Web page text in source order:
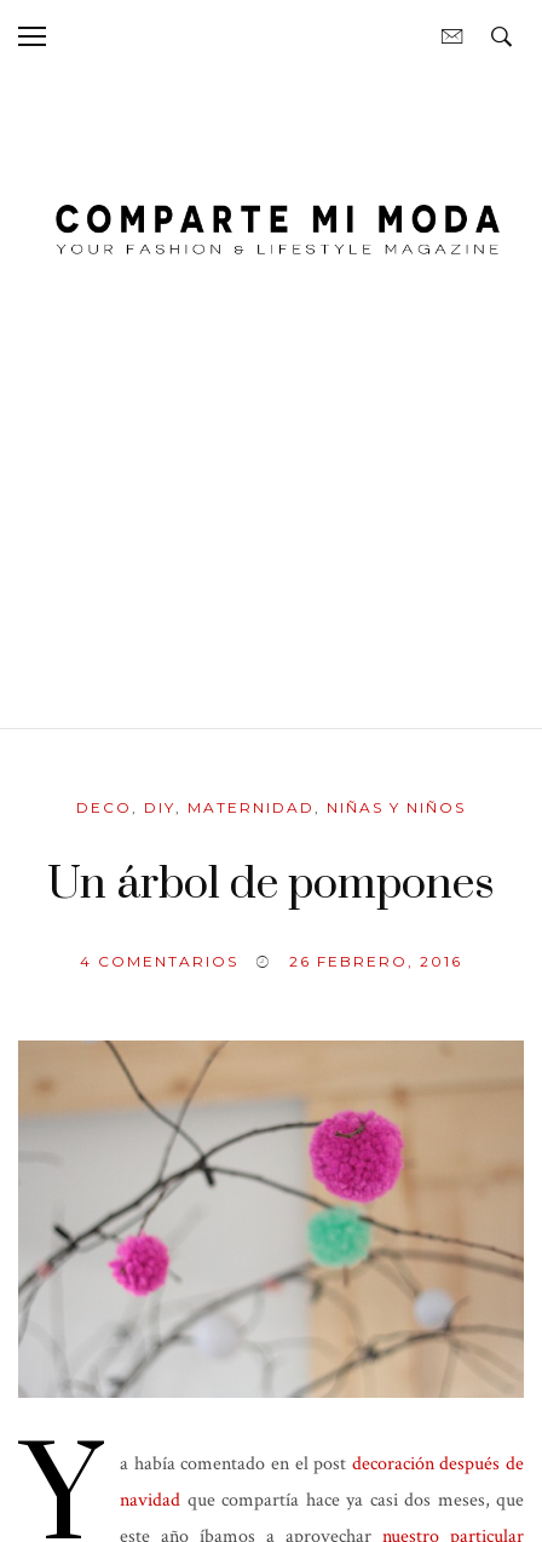
DECO , DIY, MATERNIDAD , NIÑAS Y NIÑOS
Un árbol de pompones
4 COMENTARIOS 26 FEBRERO, 2016
Y a había comentado en el post decoración después de
navidad que compartía hace ya casi dos meses, que
este año íbamos a aprovechar nuestro particular